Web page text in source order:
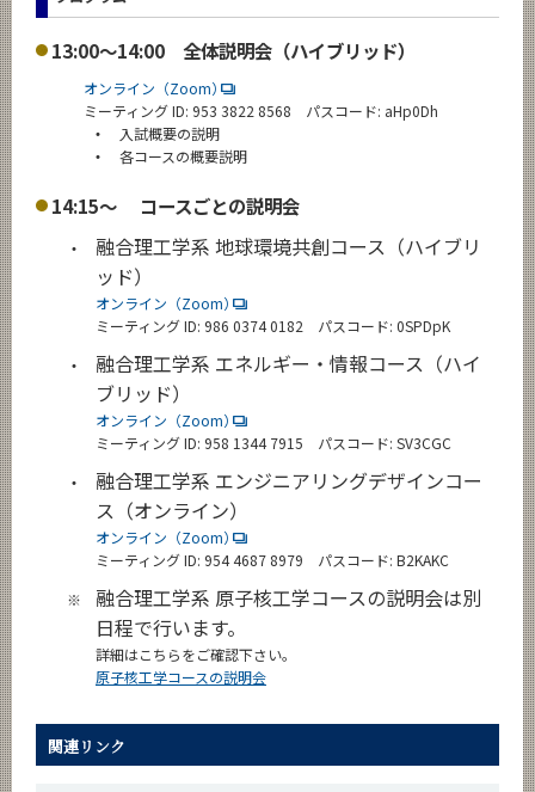
13:00〜14:00 全体説明会（ハイブリッド）
オンライン（Zoom）
ミーティング ID: 953 3822 8568 パスコード: aHp0Dh
・
⼊試概要の説明
・
各コースの概要説明
14:15〜 コースごとの説明会
・
融合理⼯学系 地球環境共創コース（ハイブリ
ッド）
オンライン（Zoom）
ミーティング ID: 986 0374 0182 パスコード: 0SPDpK
・
融合理⼯学系 エネルギー・情報コース（ハイ
ブリッド）
オンライン（Zoom）
ミーティング ID: 958 1344 7915 パスコード: SV3CGC
・
融合理⼯学系 エンジニアリングデザインコー
ス（オンライン）
オンライン（Zoom）
ミーティング ID: 954 4687 8979 パスコード: B2KAKC
※
融合理⼯学系 原⼦核⼯学コースの説明会は別
日程で行います。
詳細はこちらをご確認下さい。
原⼦核⼯学コースの説明会
関連リンク